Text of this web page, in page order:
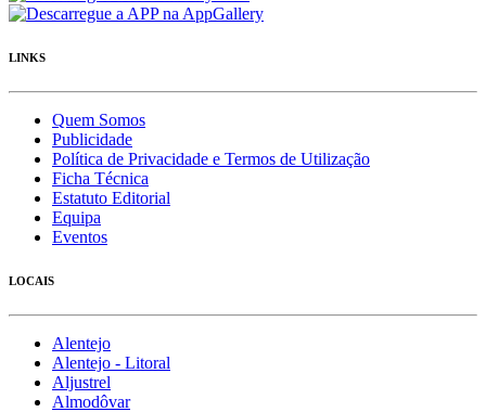
LINKS
Quem Somos
Publicidade
Política de Privacidade e Termos de Utilização
Ficha Técnica
Estatuto Editorial
Equipa
Eventos
LOCAIS
Alentejo
Alentejo - Litoral
Aljustrel
Almodôvar